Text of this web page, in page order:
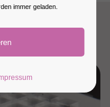
immer geladen.